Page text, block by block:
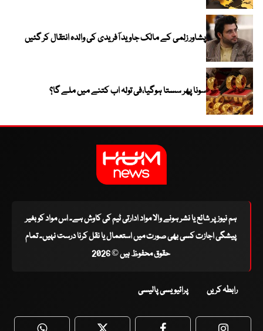
پشاور زلمی کے مالک جاوید آفریدی کی والدہ انتقال کر گئیں
سونا پھر سستا ہوگیا،فی تولہ اب کتنے میں ملے گا؟
ہم نیوز پر شائع یا نشر ہونے والا مواد ادارتی ٹیم کی کاوش ہے۔ اس مواد کو بغیر
پیشگی اجازت کسی بھی صورت میں استعمال یا نقل کرنا درست نہیں۔ تمام
حقوق محفوظ ہیں © 2026
رابطہ کریں پرائیویسی پالیسی